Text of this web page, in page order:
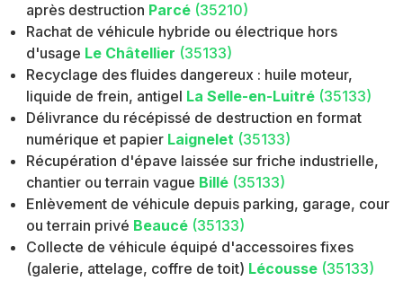
après destruction Parcé (35210)
Rachat de véhicule hybride ou électrique hors
d'usage Le Châtellier (35133)
Recyclage des fluides dangereux : huile moteur,
liquide de frein, antigel La Selle-en-Luitré (35133)
Délivrance du récépissé de destruction en format
numérique et papier Laignelet (35133)
Récupération d'épave laissée sur friche industrielle,
chantier ou terrain vague Billé (35133)
Enlèvement de véhicule depuis parking, garage, cour
ou terrain privé Beaucé (35133)
Collecte de véhicule équipé d'accessoires fixes
(galerie, attelage, coffre de toit) Lécousse (35133)